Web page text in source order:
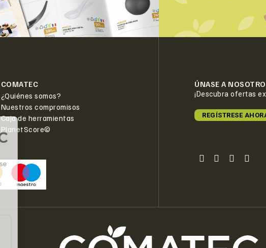
COMATEC
¿Quiénes somos?
Nuestros compromisos
Caja de herramientas
PlanetScore©
ÚNASE A
¡Descubra ofertas
REGÍSTRESE